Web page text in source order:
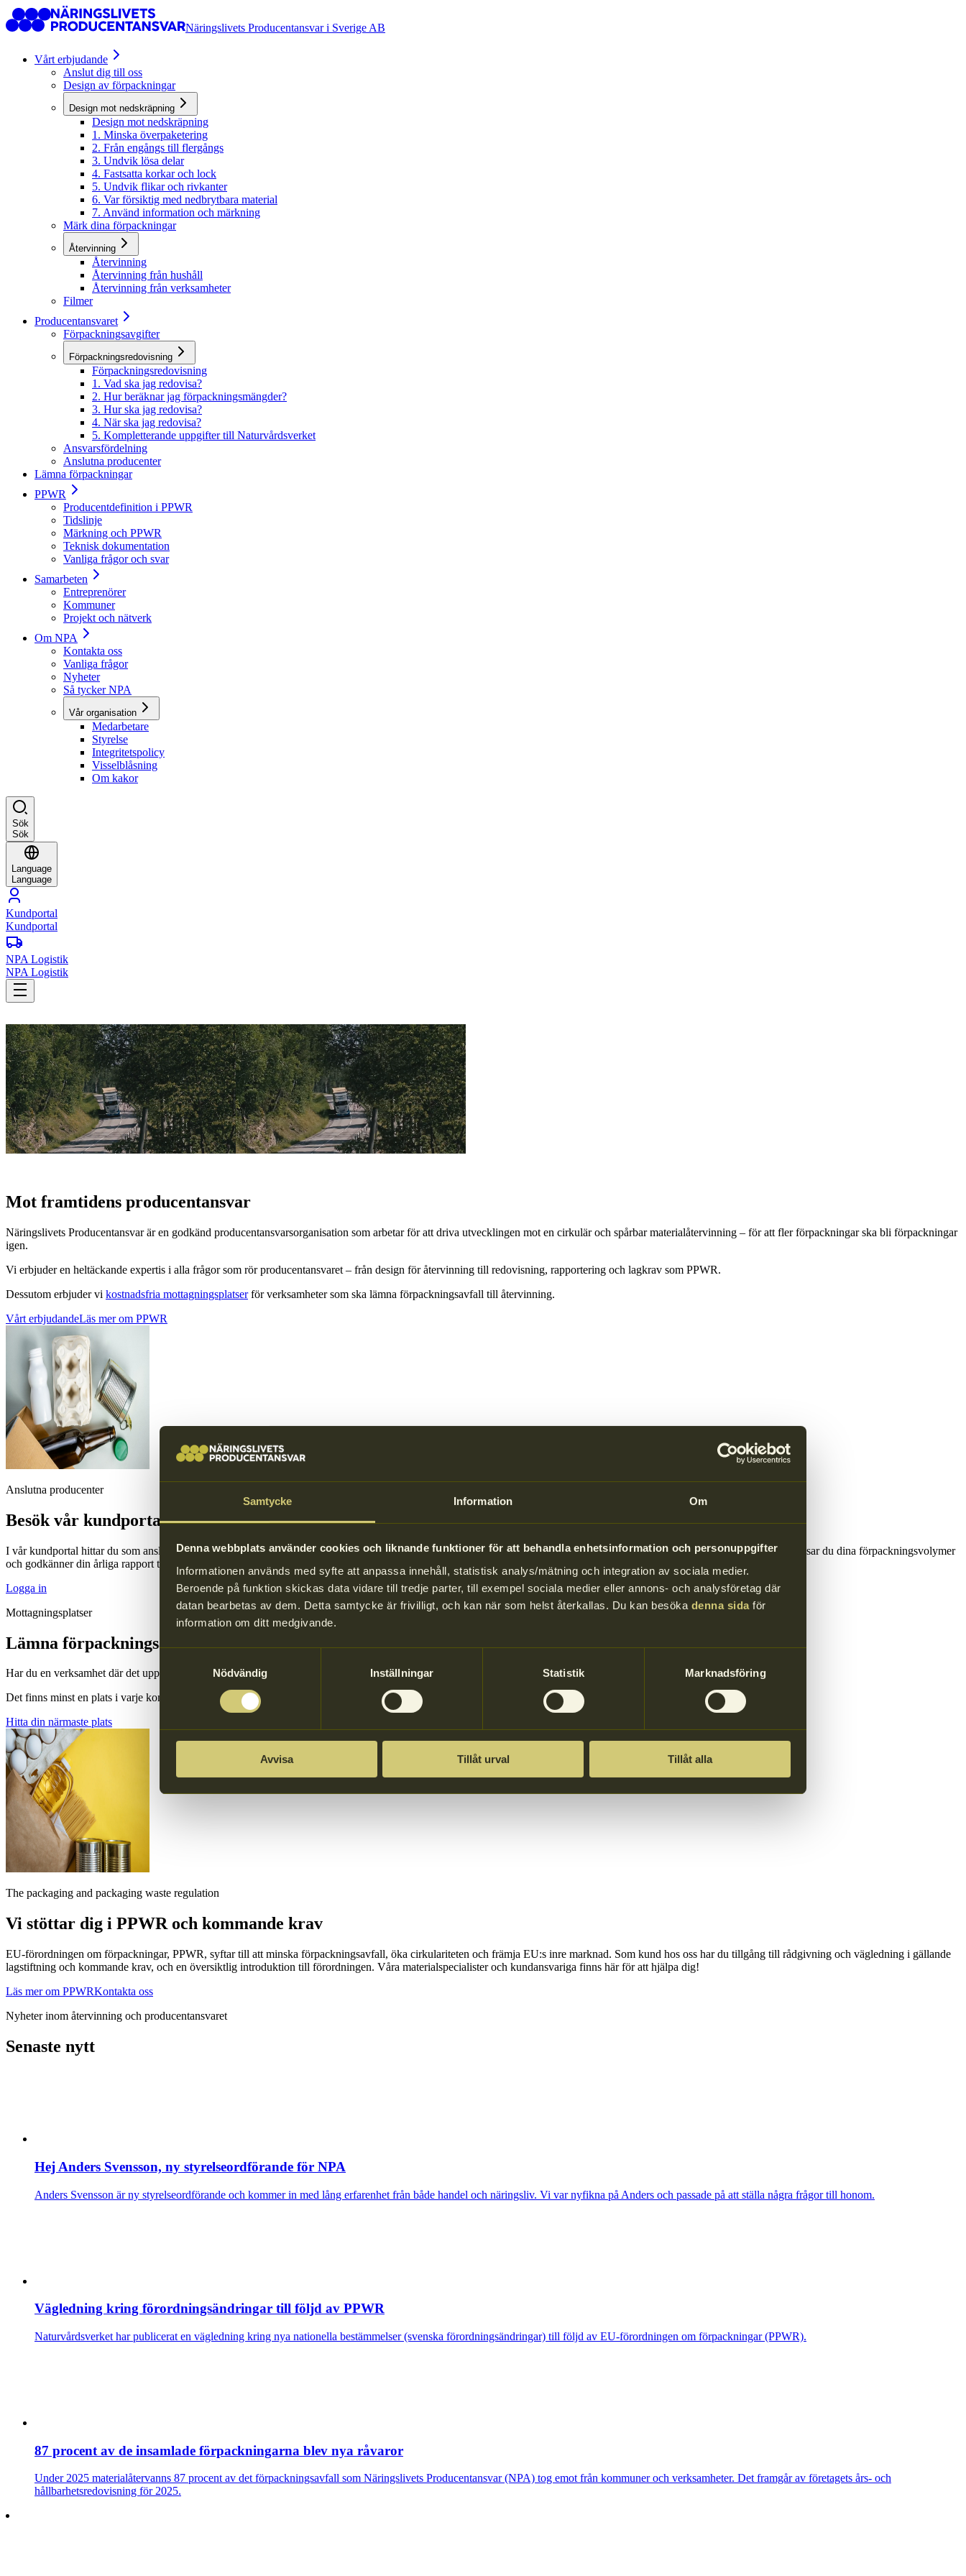
Samtycke Information Om
Denna webbplats använder cookies och liknande funktioner för att behandla enhetsinformation och personuppgifter
Informationen används med syfte att anpassa innehåll, statistisk analys/mätning och integration av sociala medier.
Beroende på funktion skickas data vidare till tredje parter, till exempel sociala medier eller annons- och analysföretag där
datan bearbetas av dem. Detta samtycke är frivilligt, och kan när som helst återkallas. Du kan besöka denna sidaför
information om ditt medgivande.
Nödvändig
Inställningar Statistik Marknadsföring
Avvisa Tillåt urval Tillåt alla
Näringslivets Producentansvar i Sverige AB
Vårt erbjudande
Anslut dig till oss
Design av förpackningar
Design mot nedskräpning
Design mot nedskräpning
1. Minska överpaketering
2. Från engångs till flergångs
3. Undvik lösa delar
4. Fastsatta korkar och lock
5. Undvik flikar och rivkanter
6. Var försiktig med nedbrytbara material
7. Använd information och märkning
Märk dina förpackningar
Återvinning
Återvinning
Återvinning från hushåll
Återvinning från verksamheter
Filmer
Producentansvaret
Förpackningsavgifter
Förpackningsredovisning
Förpackningsredovisning
1. Vad ska jag redovisa?
2. Hur beräknar jag förpackningsmängder?
3. Hur ska jag redovisa?
4. När ska jag redovisa?
5. Kompletterande uppgifter till Naturvårdsverket
Ansvarsfördelning
Anslutna producenter
Lämna förpackningar
PPWR
Producentdefinition i PPWR
Tidslinje
Märkning och PPWR
Teknisk dokumentation
Vanliga frågor och svar
Samarbeten
Entreprenörer
Kommuner
Projekt och nätverk
Om NPA
Kontakta oss
Vanliga frågor
Nyheter
Så tycker NPA
Vår organisation
Medarbetare
Styrelse
Integritetspolicy
Visselblåsning
Om kakor
Sök
Sök
Language
Language
Kundportal
Kundportal
NPA Logistik
NPA Logistik
Mot framtidens producentansvar
Näringslivets Producentansvar är en godkänd producentansvarsorganisation som arbetar för att driva utvecklingen mot en cirkulär och spårbar materialåtervinning – för att fler förpackningar ska bli förpackningar
igen.
Vi erbjuder en heltäckande expertis i alla frågor som rör producentansvaret – från design för återvinning till redovisning, rapportering och lagkrav som PPWR.
Dessutom erbjuder vi kostnadsfria mottagningsplatserför verksamheter som ska lämna förpackningsavfall till återvinning.
Vårt erbjudandeLäs mer om PPWR
Anslutna producenter
Besök vår kundportal
I vår kundportal hittar du som ansluten producent användbar information och nyheter. Du kan även se alla dina dokument, till exempel ditt avtal och anslutningsbevis. Här redovisar du dina förpackningsvolymer
och godkänner din årliga rapport till Naturvårdsverket.
Logga in
Mottagningsplatser
Lämna förpacknings­avfall från verksamhet
Har du en verksamhet där det uppstår förpackningsavfall? Då kan du lämna ditt avfall på våra kostnadsfria mottagningsplatser.
Det finns minst en plats i varje kommun i hela Sverige
Hitta din närmaste plats
The packaging and packaging waste regulation
Vi stöttar dig i PPWR och kommande krav
EU-förordningen om förpackningar, PPWR, syftar till att minska förpackningsavfall, öka cirkulariteten och främja EU:s inre marknad. Som kund hos oss har du tillgång till rådgivning och vägledning i gällande
lagstiftning och kommande krav, och en översiktlig introduktion till förordningen. Våra materialspecialister och kundansvariga finns här för att hjälpa dig!
Läs mer om PPWRKontakta oss
Nyheter inom återvinning och producentansvaret
Senaste nytt
Hej Anders Svensson, ny styrelseordförande för NPA
Anders Svensson är ny styrelseordförande och kommer in med lång erfarenhet från både handel och näringsliv. Vi var nyfikna på Anders och passade på att ställa några frågor till honom.
Vägledning kring förordningsändringar till följd av PPWR
Naturvårdsverket har publicerat en vägledning kring nya nationella bestämmelser (svenska förordningsändringar) till följd av EU-förordningen om förpackningar (PPWR).
87 procent av de insamlade förpackningarna blev nya råvaror
Under 2025 materialåtervanns 87 procent av det förpackningsavfall som Näringslivets Producentansvar (NPA) tog emot från kommuner och verksamheter. Det framgår av företagets års- och
hållbarhetsredovisning för 2025.